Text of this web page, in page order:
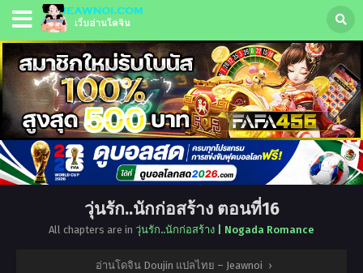
วุ่นรัก..นักก่อสร้าง ตอนที่16
All chapters are in วุ่นรัก..นักก่อสร้าง | Nogada Romance
อ่านโดจิน Doujin แปลไทย – Jeawnoi ›